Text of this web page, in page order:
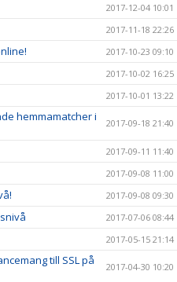
2017-12-04 10:01
2017-11-18 22:26
2017-10-23 09:10
2017-10-02 16:25
2017-10-01 13:22
hemmamatcher i
2017-09-18 21:40
2017-09-11 11:40
2017-09-08 11:00
2017-09-08 09:30
2017-07-06 08:44
2017-05-15 21:14
till SSL på
2017-04-30 10:20